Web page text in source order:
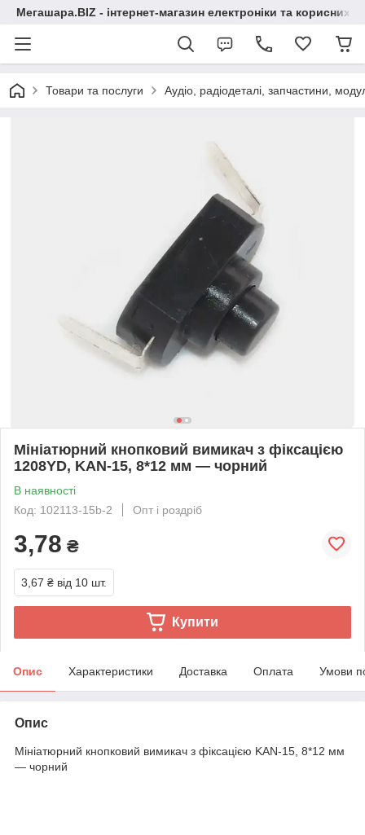
Мегашара.BIZ - інтернет-магазин електроніки та корисних
Товари та послуги Аудіо, радіодеталі, запчастини,
Мініатюрний кнопковий вимикач з фіксацією
1208YD, KAN-15, 8*12 мм — чорний
В наявності
Код: 102113-15b-2
Опт і роздріб
3,78 ₴
3,67 ₴ від 10 шт.
Купити
Опис Характеристики Доставка Оплата Умови
Опис
Мініатюрний кнопковий вимикач з фіксацією KAN-15, 8*12 мм
— чорний